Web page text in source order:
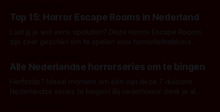
Top 15: Horror Escape Rooms in Nederland
Laat jij je wel eens opsluiten? Deze Horror Escape Rooms
zijn zeer geschikt om te spelen voor horrorliefhebbers.
Alle Nederlandse horrorseries om te bingen
Herfstdip? Ideaal moment om één van deze 7 duistere
Nederlandse series te bingen! Bij nederhorror denk je al